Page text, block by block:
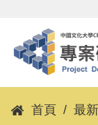
主
內
容
首頁 最